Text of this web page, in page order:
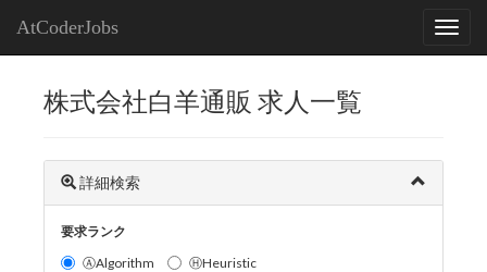
AtCoderJobs
株式会社白羊通販 求人一覧
詳細検索
要求ランク
ⒶAlgorithm
ⒽHeuristic